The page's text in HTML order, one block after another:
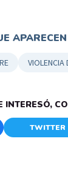
VIOLENCIA
INTERESÓ,
TWITTER